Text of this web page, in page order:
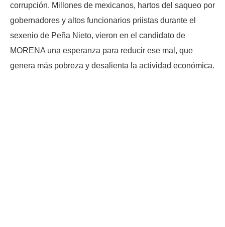
corrupción. Millones de mexicanos, hartos del saqueo por
gobernadores y altos funcionarios priistas durante el
sexenio de Peña Nieto, vieron en el candidato de
MORENA una esperanza para reducir ese mal, que
genera más pobreza y desalienta la actividad económica.